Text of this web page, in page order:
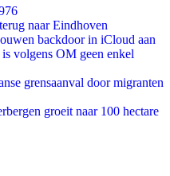
naar Eindhoven
backdoor in iCloud aan
volgens OM geen enkel
grensaanval door migranten
groeit naar 100 hectare